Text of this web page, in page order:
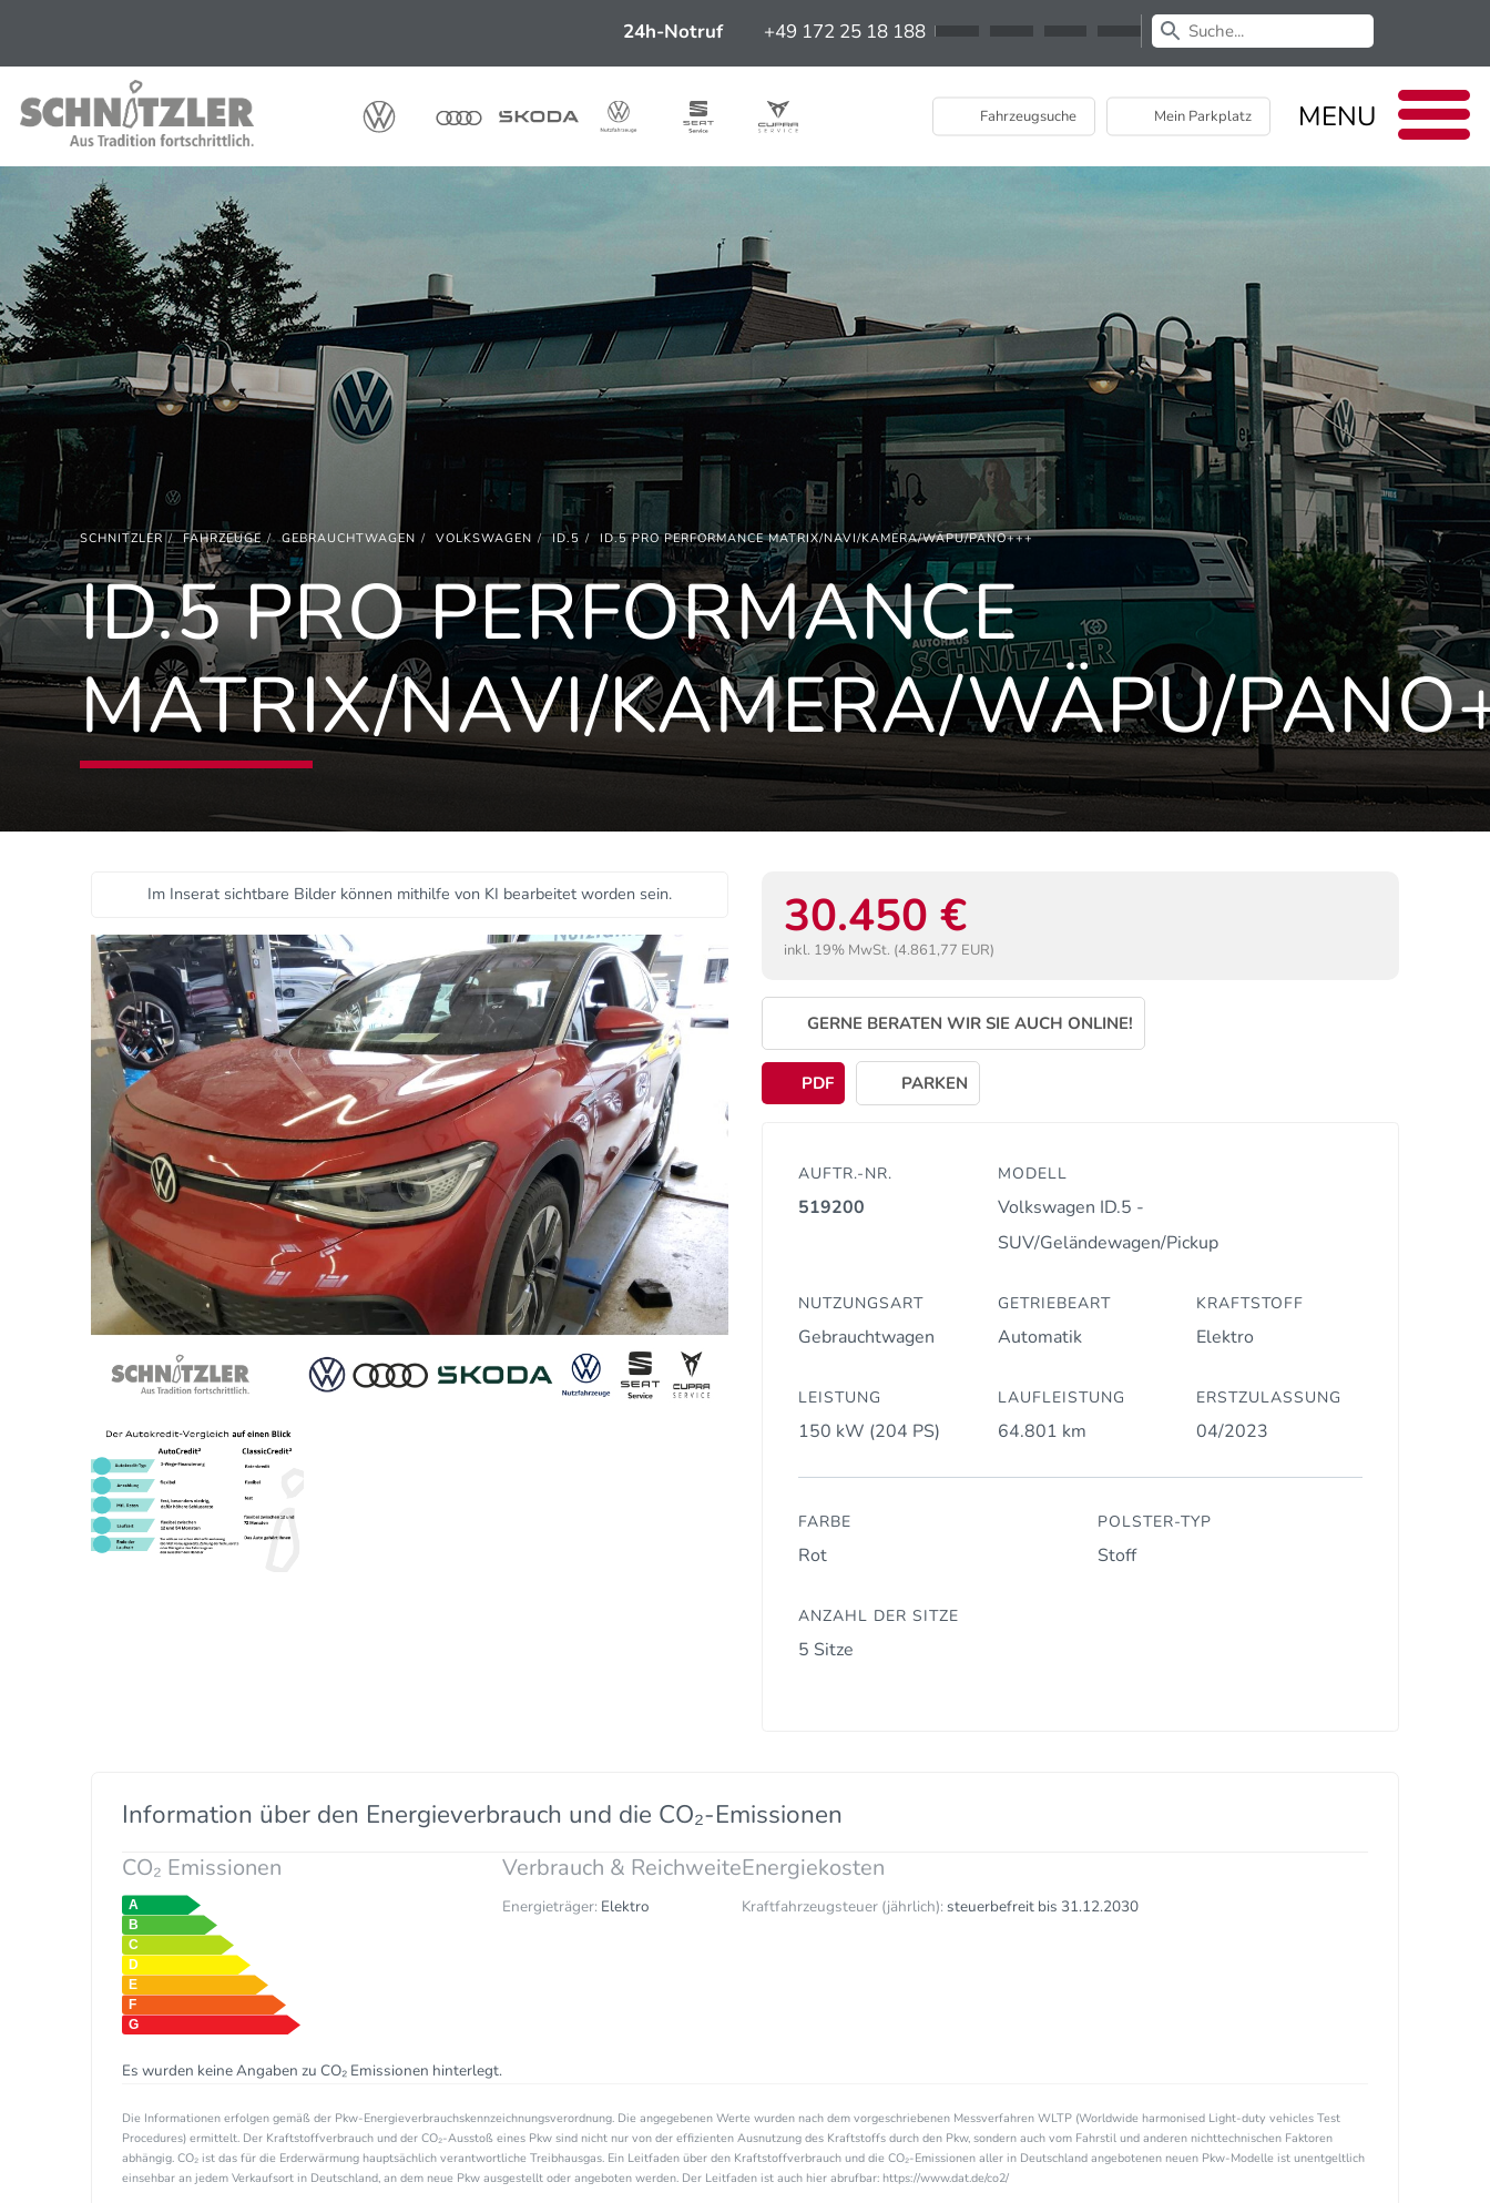
24h-Notruf +49 172 25 18 188
Fahrzeugsuche Mein Parkplatz MENU
Newsletter
EU Data Act
SCHNITZLER FAHRZEUGE GEBRAUCHTWAGEN VOLKSWAGEN ID.5 ID.5 PRO PERFORMANCE MATRIX/NAVI/KAMERA/WÄPU/PANO+++
ID.5 PRO PERFORMANCE
MATRIX/NAVI/KAMERA/WÄPU/
Im Inserat sichtbare Bilder können mithilfe von KI bearbeitet worden sein. 30.450 €
inkl. 19% MwSt. (4.861,77 EUR)
GERNE BERATEN WIR SIE AUCH ONLINE!
PDF PARKEN
AUFTR.-NR.
519200
MODELL
Volkswagen ID.5 -
SUV/Geländewagen/Pickup
NUTZUNGSART
Gebrauchtwagen
GETRIEBEART
Automatik
KRAFTSTOFF
Elektro
LEISTUNG
150 kW (204 PS)
LAUFLEISTUNG
64.801 km
ERSTZULASSUNG
04/2023
FARBE
Rot
POLSTER-TYP
Stoff
ANZAHL DER SITZE
5 Sitze
Information über den Energieverbrauch und die CO₂-Emissionen
CO₂ Emissionen
Es wurden keine Angaben zu CO₂ Emissionen hinterlegt.
Verbrauch & Reichweite
Energieträger: Elektro
Energiekosten
Kraftfahrzeugsteuer (jährlich): steuerbefreit bis 31.12.2030
Die Informationen erfolgen gemäß der Pkw-Energieverbrauchskennzeichnungsverordnung. Die angegebenen Werte wurden nach dem vorgeschriebenen Messverfahren WLTP (Worldwide harmonised Light-duty vehicles Test
Procedures) ermittelt. Der Kraftstoffverbrauch und der CO₂-Ausstoß eines Pkw sind nicht nur von der effizienten Ausnutzung des Kraftstoffs durch den Pkw, sondern auch vom Fahrstil und anderen nichttechnischen Faktoren
abhängig. CO₂ ist das für die Erderwärmung hauptsächlich verantwortliche Treibhausgas. Ein Leitfaden über den Kraftstoffverbrauch und die CO₂-Emissionen aller in Deutschland angebotenen neuen Pkw-Modelle ist unentgeltlich
einsehbar an jedem Verkaufsort in Deutschland, an dem neue Pkw ausgestellt oder angeboten werden. Der Leitfaden ist auch hier abrufbar: https://www.dat.de/co2/